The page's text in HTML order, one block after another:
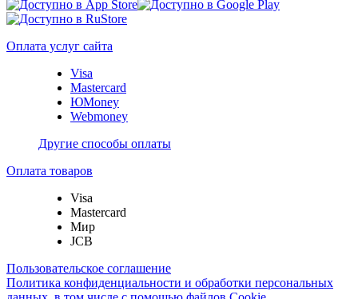
Оплата услуг сайта
Visa
Mastercard
ЮMoney
Webmoney
Другие способы оплаты
Оплата товаров
Visa
Mastercard
Мир
JCB
Пользовательское соглашение
Политика конфиденциальности и обработки персональных